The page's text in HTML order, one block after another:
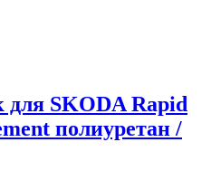
для SKODA Rapid
полиуретан /